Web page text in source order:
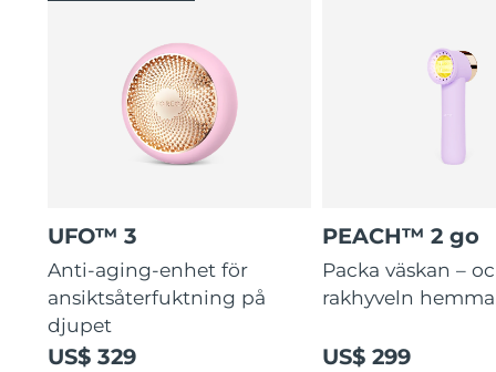
UFO™ 3
Anti-aging-enhet för
ansiktsåterfuktning på
djupet
US$ 329
PEACH™ 2 go
Packa väskan –
rakhyveln
US$ 299